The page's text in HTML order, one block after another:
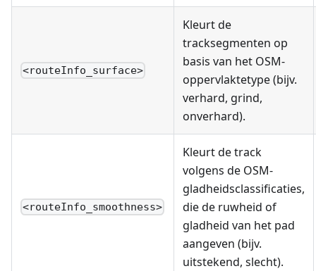
<routeInfo_surface>
Kleurt de
tracksegmenten op
basis van het OSM-
oppervlaktetype (bijv.
verhard, grind,
onverhard).
<routeInfo_smoothness>
Kleurt de track
volgens de OSM-
gladheidsclassificaties,
die de ruwheid of
gladheid van het pad
aangeven (bijv.
uitstekend, slecht).